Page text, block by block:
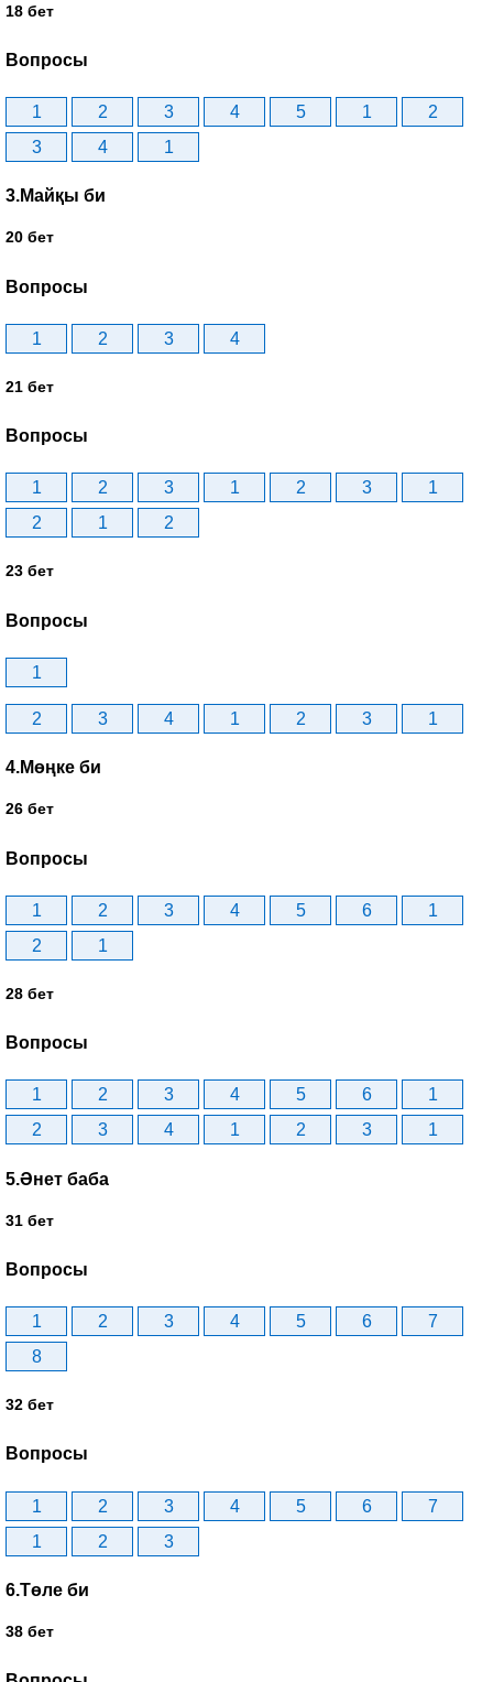
18 бет
Вопросы
1 2 3 4 5 1
2
3
4 1
3.Майқы би
20 бет
Вопросы
1 2 3 4
21 бет
Вопросы
1 2 3 1 2 3
1
2
1 2
23 бет
Вопросы
1
2 3 4 1 2 3 1
4.Мөңке би
26 бет
Вопросы
1 2 3 4 5 6
1
2
1
28 бет
Вопросы
1 2 3 4 5 6
1
2
3 4 1 2 3 1
5.Әнет баба
31 бет
Вопросы
1 2 3 4 5 6
7
8
32 бет
Вопросы
1 2 3 4 5 6
7
1
2 3
6.Төле би
38 бет